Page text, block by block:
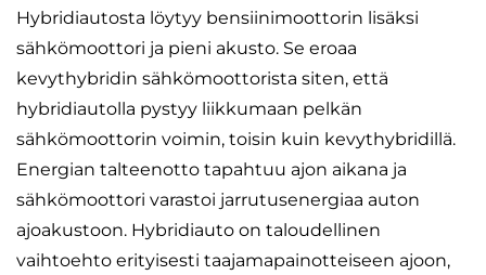
Hybridiautosta löytyy bensiinimoottorin lisäksi
sähkömoottori ja pieni akusto. Se eroaa
kevythybridin sähkömoottorista siten, että
hybridiautolla pystyy liikkumaan pelkän
sähkömoottorin voimin, toisin kuin kevythybridillä.
Energian talteenotto tapahtuu ajon aikana ja
sähkömoottori varastoi jarrutusenergiaa auton
ajoakustoon. Hybridiauto on taloudellinen
vaihtoehto erityisesti taajamapainotteiseen ajoon,